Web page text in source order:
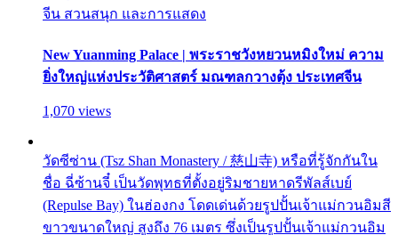
จีน สวนสนุก และการแสดง
New Yuanming Palace | พระราชวังหยวนหมิงใหม่ ความ
ยิ่งใหญ่แห่งประวัติศาสตร์ มณฑลกวางตุ้ง ประเทศจีน
1,070 views
วัดซีซ่าน (Tsz Shan Monastery / 慈山寺) หรือที่รู้จักกันใน
ชื่อ ฉี่ซ้านจี๋ เป็นวัดพุทธที่ตั้งอยู่ริมชายหาดรีพัลส์เบย์
(Repulse Bay) ในฮ่องกง โดดเด่นด้วยรูปปั้นเจ้าแม่กวนอิมสี
ขาวขนาดใหญ่ สูงถึง 76 เมตร ซึ่งเป็นรูปปั้นเจ้าแม่กวนอิม